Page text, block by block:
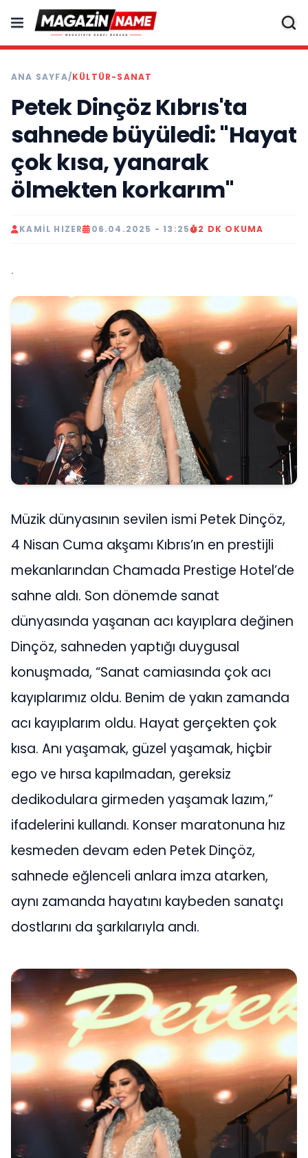
ANA SAYFA/KÜLTÜR-SANAT
Petek Dinçöz Kıbrıs'ta
sahnede büyüledi: "Hayat
çok kısa, yanarak
ölmekten korkarım"
KAMIL HIZER 06.04.2025 - 13:25 2 DK OKUMA
.
Müzik dünyasının sevilen ismi Petek Dinçöz,
4 Nisan Cuma akşamı Kıbrıs’ın en prestijli
mekanlarından Chamada Prestige Hotel’de
sahne aldı. Son dönemde sanat
dünyasında yaşanan acı kayıplara değinen
Dinçöz, sahneden yaptığı duygusal
konuşmada, “Sanat camiasında çok acı
kayıplarımız oldu. Benim de yakın zamanda
acı kayıplarım oldu. Hayat gerçekten çok
kısa. Anı yaşamak, güzel yaşamak, hiçbir
ego ve hırsa kapılmadan, gereksiz
dedikodulara girmeden yaşamak lazım,”
ifadelerini kullandı. Konser maratonuna hız
kesmeden devam eden Petek Dinçöz,
sahnede eğlenceli anlara imza atarken,
aynı zamanda hayatını kaybeden sanatçı
dostlarını da şarkılarıyla andı.